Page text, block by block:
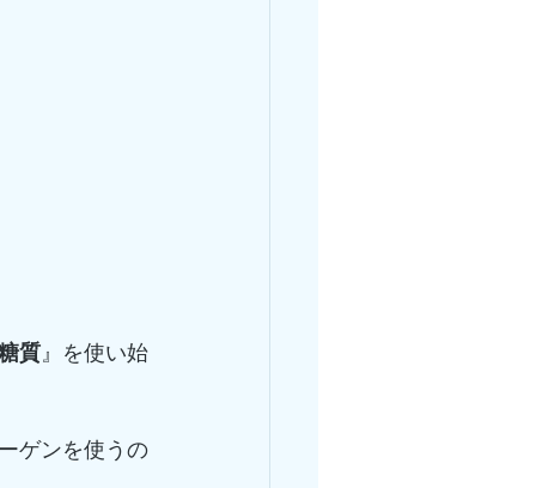
質』を使い始
ゲンを使うの